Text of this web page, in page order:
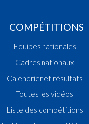
COMPÉTITIONS
Equipes nationales
Cadres nationaux
Calendrier et résultats
Toutes les vidéos
Liste des compétitions